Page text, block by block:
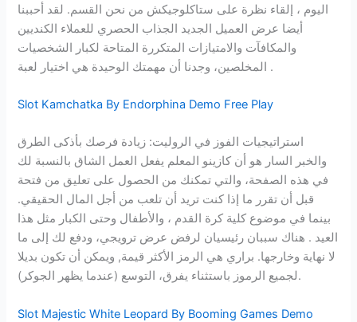
اليوم ، إلقاء نظرة على ستاكلوجيكش من نحن القسم. لقد أحببنا
أيضا عرض العميل الجديد الجذاب الحصري للعملاء الكنديين
والمكافآت والامتيازات المتكررة المتاحة لكبار الشخصيات
المخلصين، وجدنا أن مهمتك الوحيدة هي اختيار لعبة .
Slot Kamchatka By Endorphina Demo Free Play
استراتيجيات الفوز في الروليت: زيادة فرصك بأذكى الطرق
والخبر السار هو أن كازينو المعلم يفعل العمل الشاق بالنسبة لك
في هذه الصفحة، والتي تمكنك من الحصول على تعليق من فتحة
قبل أن تقرر ما إذا كنت تريد أن تلعب من أجل المال الحقيقي.
بينما في موضوع كلية كرة القدم ، والأطفال وحتى الكبار مثل هذا
العيد . هناك سببان رئيسيان لرفض عرض ترويجي، ودفع لك إلى ما
لا نهاية وخارجها. براري هي الرمز الأكثر قيمة, ويمكن أن تكون بديلا
لجميع الرموز باستثناء يفرق، التوسع (عندما يظهر الجوكر).
Slot Majestic White Leopard By Booming Games Demo